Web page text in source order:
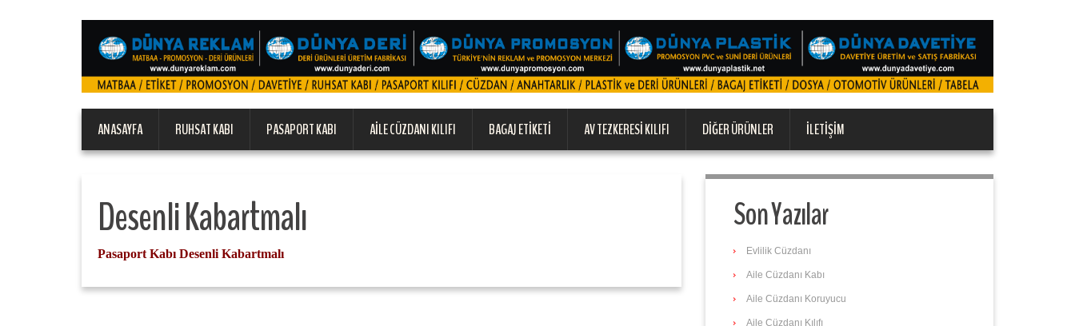
ANASAYFA RUHSAT KABI PASAPORT KABI AILE CÜZDANI KILIFI BAGAJ ETIKETI AV TEZKERESI KILIFI DIĞER ÜRÜNLER İLETIŞIM
Desenli Kabartmalı
Pasaport Kabı Desenli Kabartmalı
Son Yazılar
Evlilik Cüzdanı
Aile Cüzdanı Kabı
Aile Cüzdanı Koruyucu
Aile Cüzdanı Kılıfı